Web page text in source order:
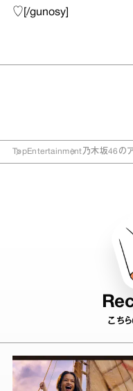
♡ [/gunosy]
TopEntertainment 乃木坂46の
こち